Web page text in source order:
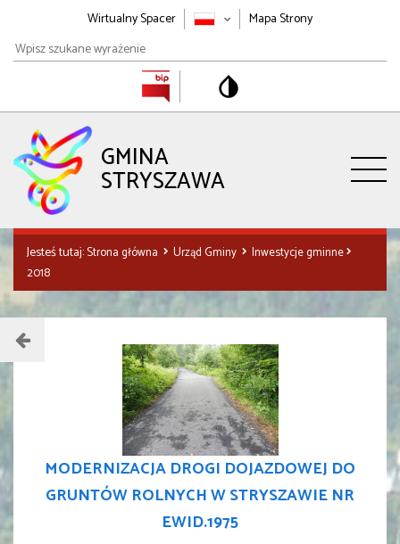
Wirtualny Spacer
Mapa Strony
Wpisz
szukane
GMINA
STRYSZAWA
Jesteś tutaj:Strona główna Urząd Gminy
Inwestycje gminne
2018
Menu
MODERNIZACJA DROGI DOJAZDOWEJ DO
GRUNTÓW ROLNYCH W STRYSZAWIE NR
EWID.1975